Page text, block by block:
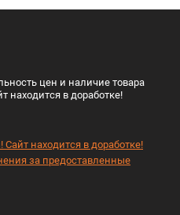
цен и наличие товара
находится в доработке!
находится в доработке!
за предоставленные